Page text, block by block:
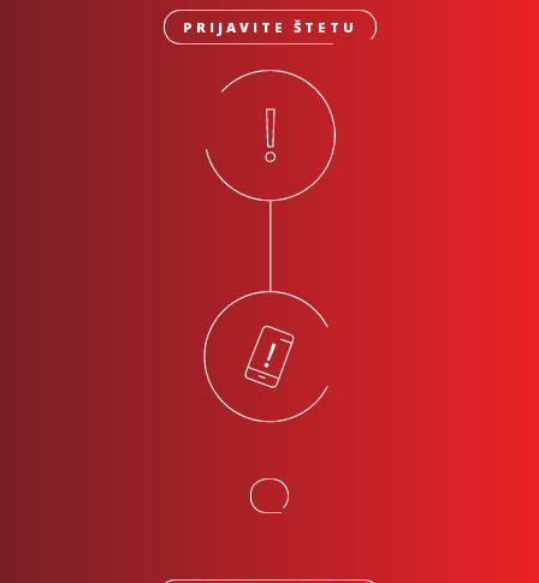
PRIJAVITE ŠTETU